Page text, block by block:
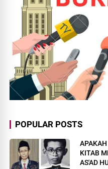
POPULAR POSTS
KITAB
AS'AD